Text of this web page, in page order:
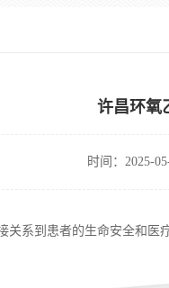
许昌环氧
时间：2025-
系到患者的生命安全和医